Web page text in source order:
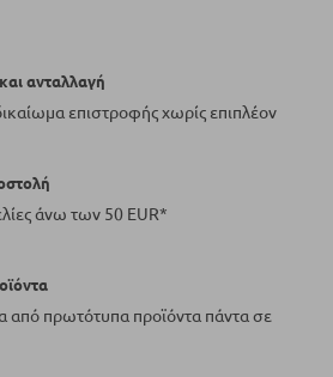
ανταλλαγή
επιστροφής χωρίς επιπλέον
άνω των 50 EUR*
από πρωτότυπα προϊόντα πάντα σε